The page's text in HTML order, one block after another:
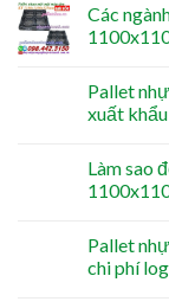
Các
Pallet
xuất
Làm sao
Pallet
chi phí